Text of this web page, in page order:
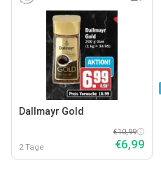
Dallmayr Gold
2 Tage
€10,99
€6,99